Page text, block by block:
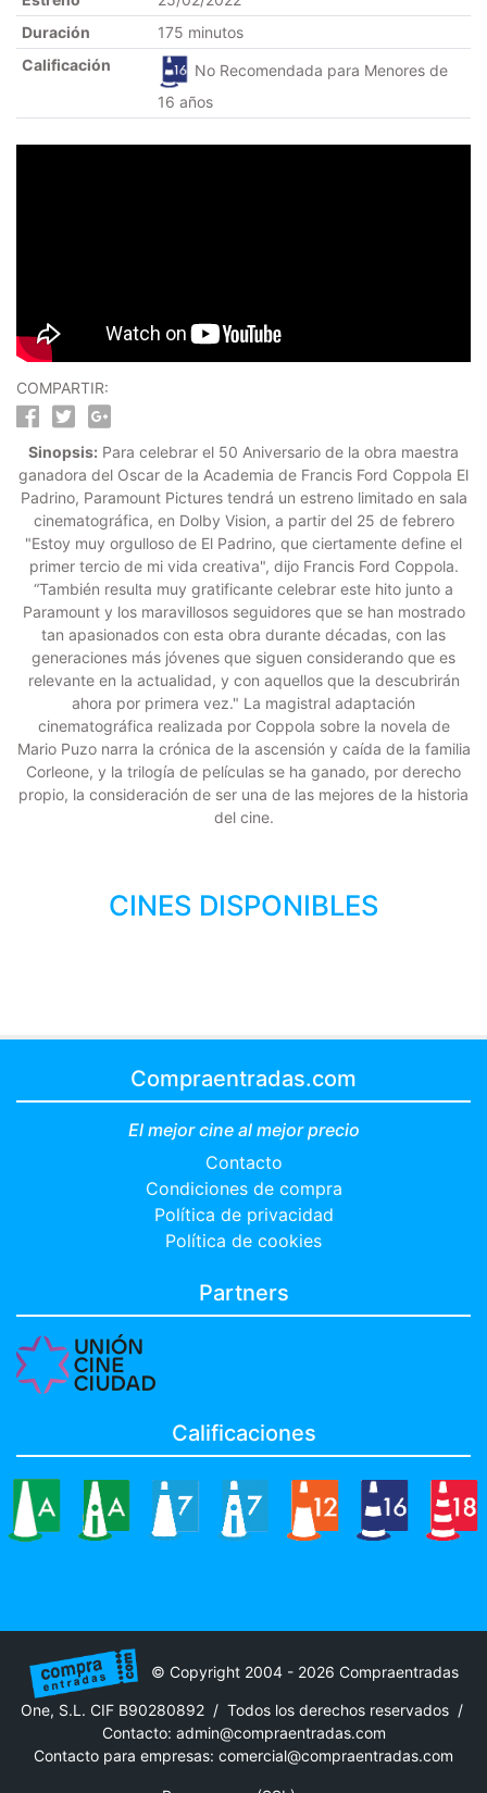
Duración
175 minutos
Calificación
No Recomendada para Menores de
16 años
COMPARTIR:
Sinopsis: Para celebrar el 50 Aniversario de la obra maestra
ganadora del Oscar de la Academia de Francis Ford Coppola El
Padrino, Paramount Pictures tendrá un estreno limitado en sala
cinematográfica, en Dolby Vision, a partir del 25 de febrero
"Estoy muy orgulloso de El Padrino, que ciertamente define el
primer tercio de mi vida creativa", dijo Francis Ford Coppola.
“También resulta muy gratificante celebrar este hito junto a
Paramount y los maravillosos seguidores que se han mostrado
tan apasionados con esta obra durante décadas, con las
generaciones más jóvenes que siguen considerando que es
relevante en la actualidad, y con aquellos que la descubrirán
ahora por primera vez." La magistral adaptación
cinematográfica realizada por Coppola sobre la novela de
Mario Puzo narra la crónica de la ascensión y caída de la familia
Corleone, y la trilogía de películas se ha ganado, por derecho
propio, la consideración de ser una de las mejores de la historia
del cine.
CINES DISPONIBLES
Compraentradas.com
El mejor cine al mejor precio
Contacto
Condiciones de compra
Política de privacidad
Política de cookies
Partners
Calificaciones
© Copyright 2004 - 2026 Compraentradas
One, S.L. CIF B90280892 / Todos los derechos reservados /
Contacto: admin@compraentradas.com
Contacto para empresas: comercial@compraentradas.com